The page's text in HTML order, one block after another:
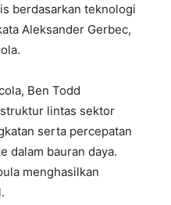
berdasarkan teknologi
Aleksander Gerbec,
Ben Todd
lintas sektor
serta percepatan
dalam bauran daya.
menghasilkan